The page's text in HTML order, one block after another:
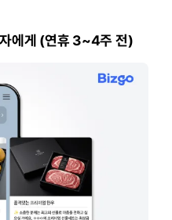
에게 (연휴 3~4주 전)